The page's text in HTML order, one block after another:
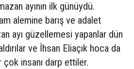
ayının ilk günüydü.
alemine barış ve adalet
ayı güzellemesi yapanlar dün
ve İhsan Eliaçık hoca da
insanı darp ettiler.